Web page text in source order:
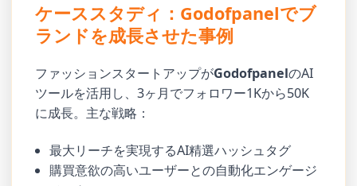
ケーススタディ：Godofpanelでブ
ランドを成長させた事例
ファッションスタートアップがGodofpanelのAI
ツールを活用し、3ヶ月でフォロワー1Kから50K
に成長。主な戦略：
最大リーチを実現するAI精選ハッシュタグ
購買意欲の高いユーザーとの自動化エンゲージ